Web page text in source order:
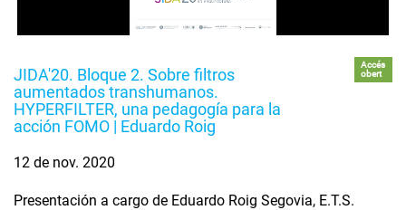
JIDA'20. Bloque 2. Sobre filtros
aumentados transhumanos.
HYPERFILTER, una pedagogía para la
acción FOMO | Eduardo Roig
Accés
obert
12 de nov. 2020
Presentación a cargo de Eduardo Roig Segovia, E.T.S.